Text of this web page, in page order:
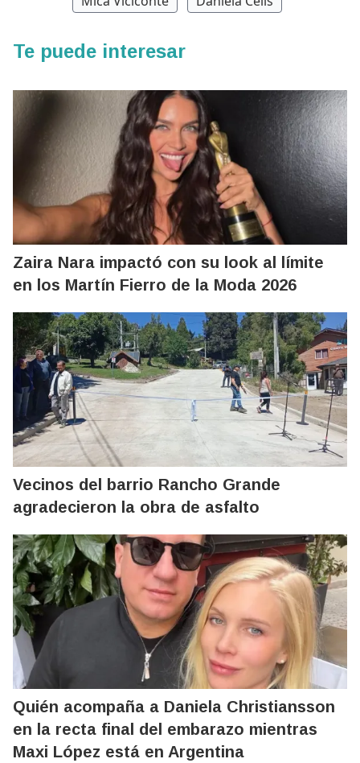
Te puede interesar
Zaira Nara impactó con su look al límite
en los Martín Fierro de la Moda 2026
Vecinos del barrio Rancho Grande
agradecieron la obra de asfalto
Quién acompaña a Daniela Christiansson
en la recta final del embarazo mientras
Maxi López está en Argentina